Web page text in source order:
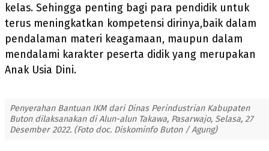
kelas. Sehingga penting bagi para pendidik untuk
terus meningkatkan kompetensi dirinya,baik dalam
pendalaman materi keagamaan, maupun dalam
mendalami karakter peserta didik yang merupakan
Anak Usia Dini.
Penyerahan Bantuan IKM dari Dinas Perindustrian Kabupaten
Buton dilaksanakan di Alun-alun Takawa, Pasarwajo, Selasa, 27
Desember 2022. (Foto doc. Diskominfo Buton / Agung)